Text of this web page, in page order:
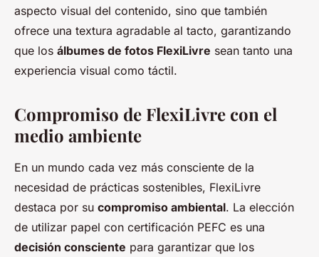
aspecto visual del contenido, sino que también
ofrece una textura agradable al tacto, garantizando
que los álbumes de fotos FlexiLivre sean tanto una
experiencia visual como táctil.
Compromiso de FlexiLivre con el
medio ambiente
En un mundo cada vez más consciente de la
necesidad de prácticas sostenibles, FlexiLivre
destaca por su compromiso ambiental. La elección
de utilizar papel con certificación PEFC es una
decisión consciente para garantizar que los